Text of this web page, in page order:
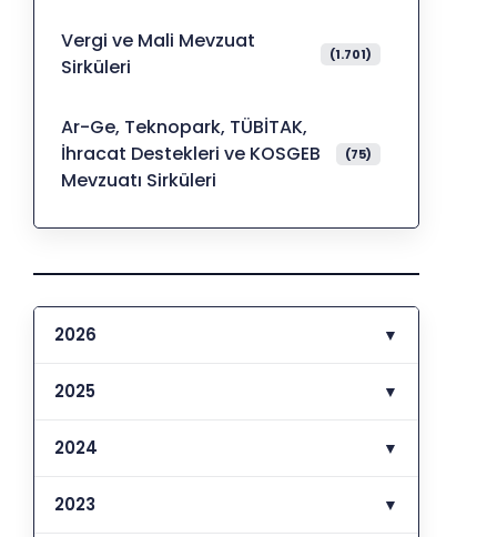
Vergi ve Mali Mevzuat
Sirküleri
(1.701)
Ar-Ge, Teknopark, TÜBİTAK,
İhracat Destekleri ve KOSGEB
Mevzuatı Sirküleri
(75)
2026 ▼
2025 ▼
2024 ▼
2023 ▼